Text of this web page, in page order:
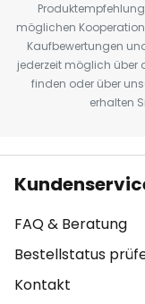
möglichen
Kaufbewertungen
jederzeit möglich über
finden oder über
erhalten
FAQ & Beratung
Bestellstatus
Kontakt